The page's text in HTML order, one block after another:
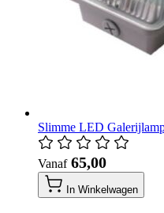
Slimme LED
Vanaf​ 65,00
In Winkelwagen